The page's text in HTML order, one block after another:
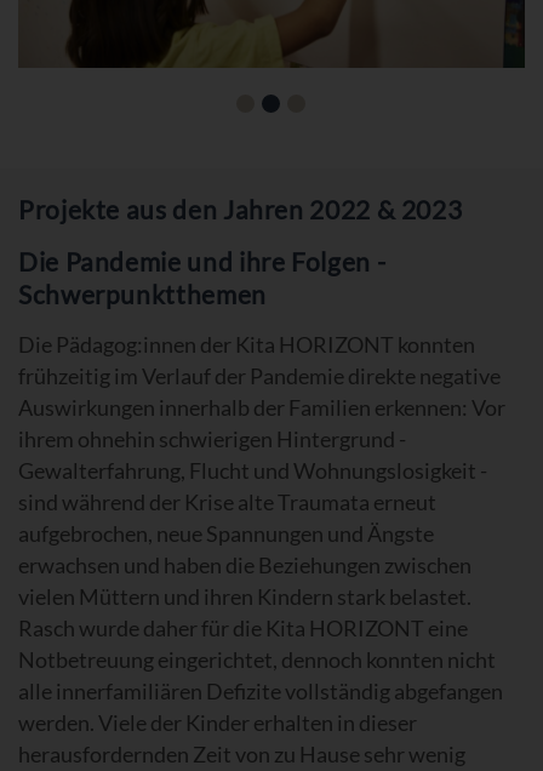
Projekte aus den Jahren 2022 & 2023
Die Pandemie und ihre Folgen -
Schwerpunktthemen
Die Pädagog:innen der Kita HORIZONT konnten
frühzeitig im Verlauf der Pandemie direkte negative
Auswirkungen innerhalb der Familien erkennen: Vor
ihrem ohnehin schwierigen Hintergrund -
Gewalterfahrung, Flucht und Wohnungslosigkeit -
sind während der Krise alte Traumata erneut
aufgebrochen, neue Spannungen und Ängste
erwachsen und haben die Beziehungen zwischen
vielen Müttern und ihren Kindern stark belastet.
Rasch wurde daher für die Kita HORIZONT eine
Notbetreuung eingerichtet, dennoch konnten nicht
alle innerfamiliären Defizite vollständig abgefangen
werden. Viele der Kinder erhalten in dieser
herausfordernden Zeit von zu Hause sehr wenig